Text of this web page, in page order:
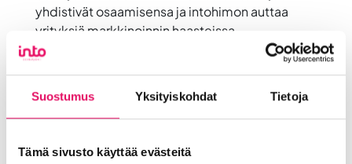
Suostumus Yksityiskohdat Tietoja
Tämä sivusto käyttää evästeitä
yhdistivät osaamisensa ja intohimon auttaa
yrityksiä markkinoinnin haasteissa.
Markkinointifoorumin kunnianhimoisena
tavoitteena on kasvattaa verkostoitumalla ja
Ilmoittautuminen tapahtumaan on päättynyt
vielä mukaan streamin kautta.